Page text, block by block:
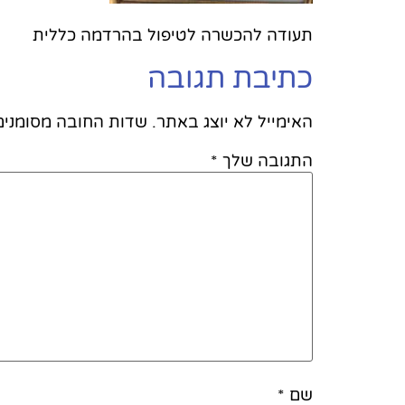
תעודה להכשרה לטיפול בהרדמה כללית
כתיבת תגובה
האימייל לא יוצג באתר. שדות החובה
התגובה שלך *
שם *